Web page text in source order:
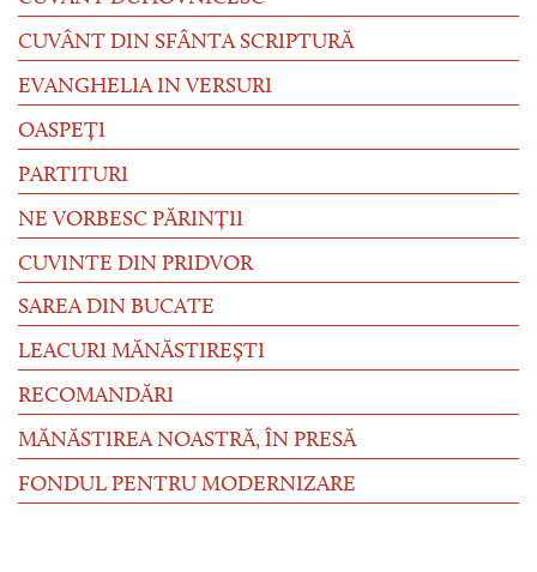
CUVÂNT DIN SFÂNTA SCRIPTURĂ
EVANGHELIA IN VERSURI
OASPEȚI
PARTITURI
NE VORBESC PĂRINȚII
CUVINTE DIN PRIDVOR
SAREA DIN BUCATE
LEACURI MĂNĂSTIREȘTI
RECOMANDĂRI
MĂNĂSTIREA NOASTRĂ, ÎN PRESĂ
FONDUL PENTRU MODERNIZARE